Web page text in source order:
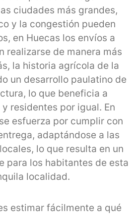
ciudades más grandes,
y la congestión pueden
en Huecas los envíos a
realizarse de manera más
la historia agrícola de la
un desarrollo paulatino de
lo que beneficia a
residentes por igual. En
esfuerza por cumplir con
adaptándose a las
lo que resulta en un
para los habitantes de esta
localidad.
estimar fácilmente a qué